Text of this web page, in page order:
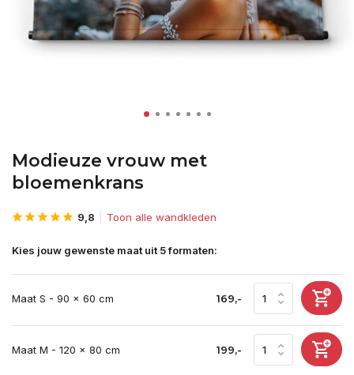
Modieuze vrouw met
bloemenkrans
9,8 Toon alle wandkleden
Kies jouw gewenste maat uit 5 formaten:
Maat S - 90 x 60 cm 169,-
Maat M - 120 x 80 cm 199,-